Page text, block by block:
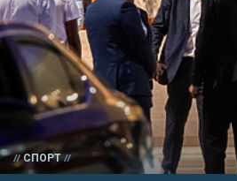
СПОРТ